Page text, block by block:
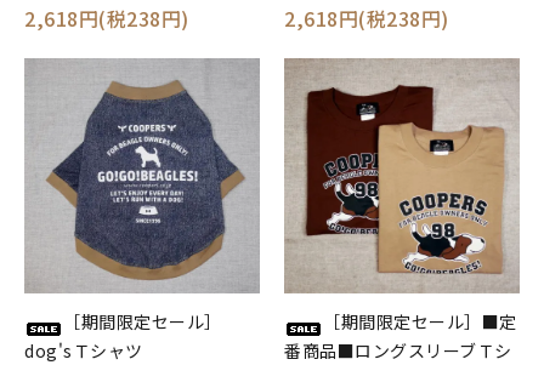
2,618円(税238円) 2,618円(税238円)
［期間限定セール］
dog'sＴシャツ
［期間限定セール］■定
番商品■ロングスリーブＴシ